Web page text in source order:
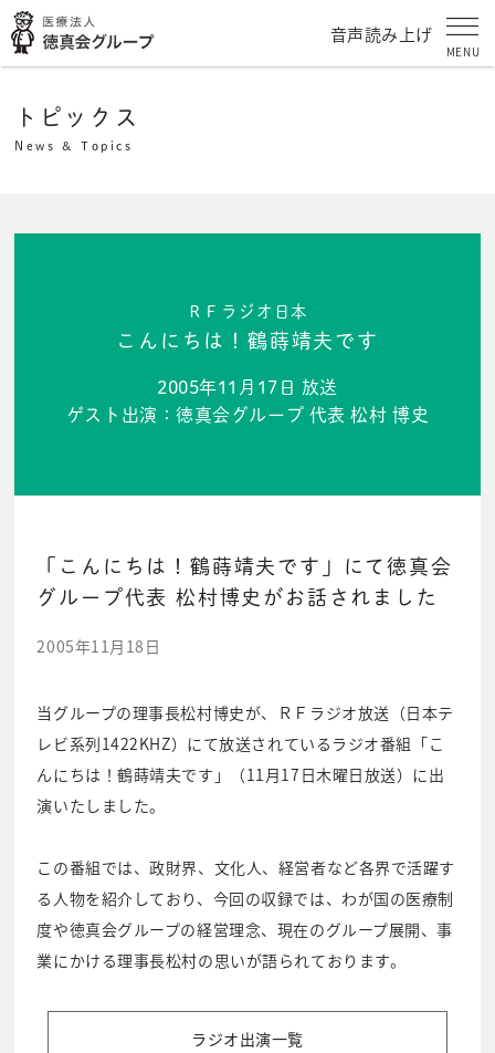
音声読み上げ
MENU
トピックス
News & Topics
ＲＦラジオ日本
こんにちは！鶴蒔靖夫です
2005年11月17日 放送
ゲスト出演：徳真会グループ 代表 松村 博史
「こんにちは！鶴蒔靖夫です」にて徳真会
グループ代表 松村博史がお話されました
2005年11月18日
当グループの理事長松村博史が、ＲＦラジオ放送（日本テ
レビ系列1422KHZ）にて放送されているラジオ番組「こ
んにちは！鶴蒔靖夫です」（11月17日木曜日放送）に出
演いたしました。
この番組では、政財界、文化人、経営者など各界で活躍す
る人物を紹介しており、今回の収録では、わが国の医療制
度や徳真会グループの経営理念、現在のグループ展開、事
業にかける理事長松村の思いが語られております。
ラジオ出演一覧